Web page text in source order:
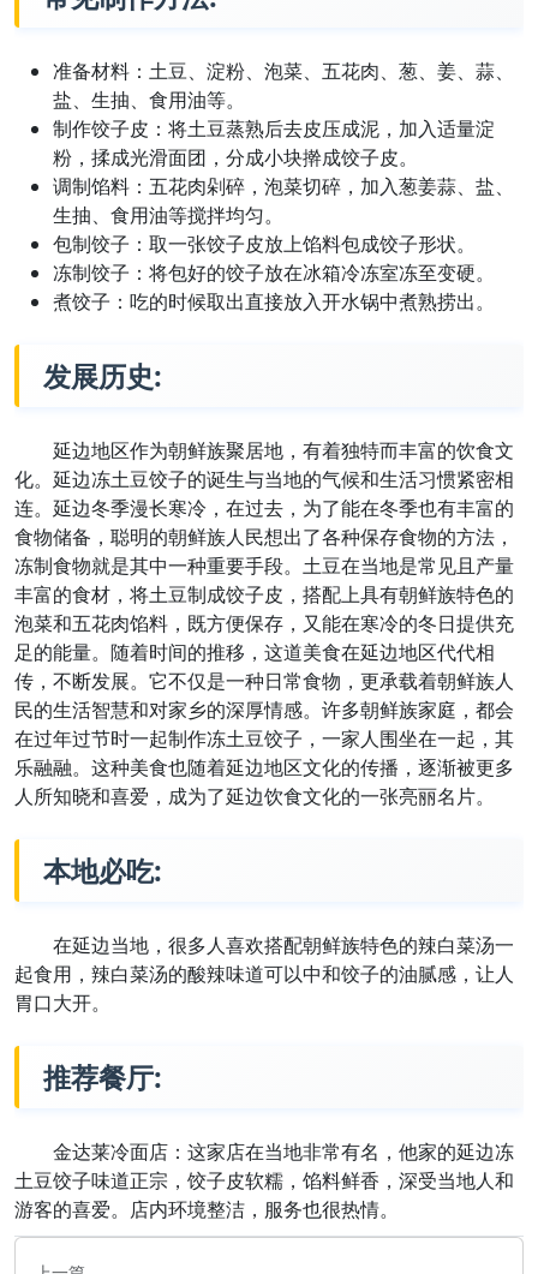
准备材料：土豆、淀粉、泡菜、五花肉、葱、姜、蒜、
盐、生抽、食用油等。
制作饺子皮：将土豆蒸熟后去皮压成泥，加入适量淀
粉，揉成光滑面团，分成小块擀成饺子皮。
调制馅料：五花肉剁碎，泡菜切碎，加入葱姜蒜、盐、
生抽、食用油等搅拌均匀。
包制饺子：取一张饺子皮放上馅料包成饺子形状。
冻制饺子：将包好的饺子放在冰箱冷冻室冻至变硬。
煮饺子：吃的时候取出直接放入开水锅中煮熟捞出。
发展历史:
延边地区作为朝鲜族聚居地，有着独特而丰富的饮食文
化。延边冻土豆饺子的诞生与当地的气候和生活习惯紧密相
连。延边冬季漫长寒冷，在过去，为了能在冬季也有丰富的
食物储备，聪明的朝鲜族人民想出了各种保存食物的方法，
冻制食物就是其中一种重要手段。土豆在当地是常见且产量
丰富的食材，将土豆制成饺子皮，搭配上具有朝鲜族特色的
泡菜和五花肉馅料，既方便保存，又能在寒冷的冬日提供充
足的能量。随着时间的推移，这道美食在延边地区代代相
传，不断发展。它不仅是一种日常食物，更承载着朝鲜族人
民的生活智慧和对家乡的深厚情感。许多朝鲜族家庭，都会
在过年过节时一起制作冻土豆饺子，一家人围坐在一起，其
乐融融。这种美食也随着延边地区文化的传播，逐渐被更多
人所知晓和喜爱，成为了延边饮食文化的一张亮丽名片。
本地必吃:
在延边当地，很多人喜欢搭配朝鲜族特色的辣白菜汤一
起食用，辣白菜汤的酸辣味道可以中和饺子的油腻感，让人
胃口大开。
推荐餐厅:
金达莱冷面店：这家店在当地非常有名，他家的延边冻
土豆饺子味道正宗，饺子皮软糯，馅料鲜香，深受当地人和
游客的喜爱。店内环境整洁，服务也很热情。